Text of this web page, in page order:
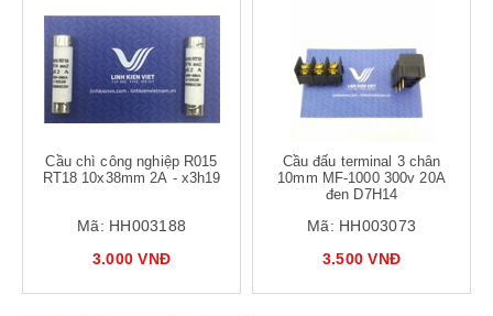
Cầu chì công nghiệp R015
RT18 10x38mm 2A - x3h19
Mã: HH003188
3.000 VNĐ
Cầu đấu terminal 3 chân
10mm MF-1000 300v 20A
đen D7H14
Mã: HH003073
3.500 VNĐ